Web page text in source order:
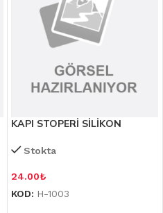
KAPI STOPERİ SİLİKON
Stokta
24.00₺
KOD: H-1003